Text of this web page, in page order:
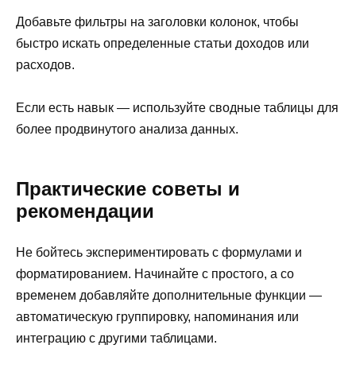
Добавьте фильтры на заголовки колонок, чтобы
быстро искать определенные статьи доходов или
расходов.
Если есть навык — используйте сводные таблицы для
более продвинутого анализа данных.
Практические советы и
рекомендации
Не бойтесь экспериментировать с формулами и
форматированием. Начинайте с простого, а со
временем добавляйте дополнительные функции —
автоматическую группировку, напоминания или
интеграцию с другими таблицами.